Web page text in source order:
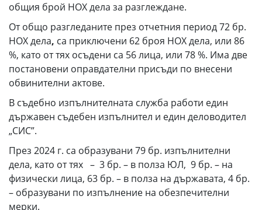
общия брой НОХ дела за разглеждане.
От общо разгледаните през отчетния период 72 бр.
НОХ дела, са приключени 62 броя НОХ дела, или 86
%, като от тях осъдени са 56 лица, или 78 %. Има две
постановени оправдателни присъди по внесени
обвинителни актове.
В съдебно изпълнителната служба работи един
държавен съдебен изпълнител и един деловодител
„СИС”.
През 2024 г. са образувани 79 бр. изпълнителни
дела, като от тях – 3 бр. – в полза ЮЛ, 9 бр. – на
физически лица, 63 бр. – в полза на държавата, 4 бр.
– образувани по изпълнение на обезпечителни
мерки.